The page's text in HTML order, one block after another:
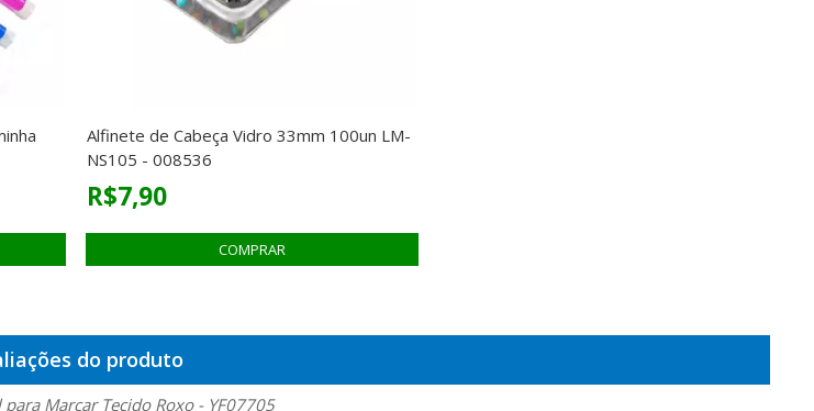
Alfinete de Cabeça Vidro 33mm 100un LM-
NS105 - 008536
R$7,90
do produto
para Marcar Tecido Roxo - YF07705